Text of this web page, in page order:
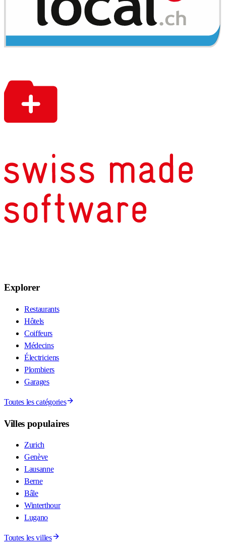
Explorer
Restaurants
Hôtels
Coiffeurs
Médecins
Électriciens
Plombiers
Garages
Toutes les catégories
Villes populaires
Zurich
Genève
Lausanne
Berne
Bâle
Winterthour
Lugano
Toutes les villes